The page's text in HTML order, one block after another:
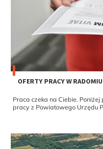
OFERTY PRACY W RADOMIU
Praca czeka na Ciebie.
pracy z Powiatowego Urzędu